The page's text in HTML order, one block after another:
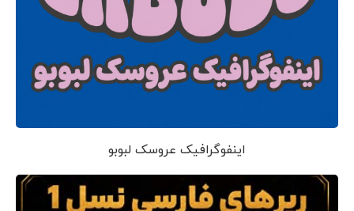
اینفوگرافیک عروسک لبوبو